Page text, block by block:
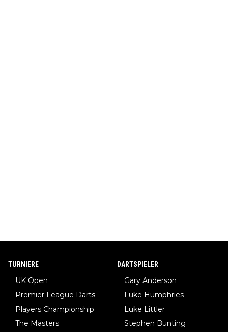
TURNIERE
UK Open
Premier League Darts
Players Championship
The Masters
DARTSPIELER
Gary Anderson
Luke Humphries
Luke Littler
Stephen Bunting